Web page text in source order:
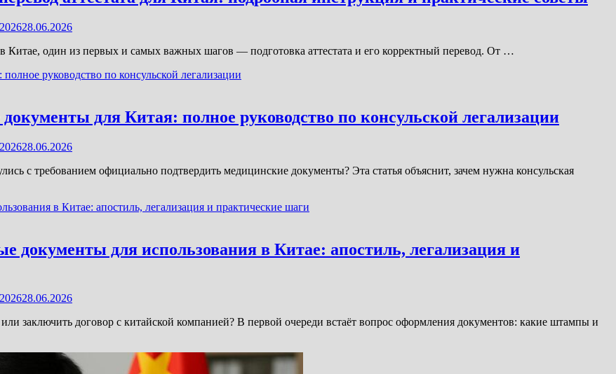
28.06.2026
Китае, один из первых и самых важных шагов — подготовка аттестата и его корректный перевод. От …
для Китая: полное руководство по консульской легализации
28.06.2026
с требованием официально подтвердить медицинские документы? Эта статья объяснит, зачем нужна консульская
документы для использования в Китае: апостиль, легализация и
28.06.2026
заключить договор с китайской компанией? В первой очереди встаёт вопрос оформления документов: какие штампы и